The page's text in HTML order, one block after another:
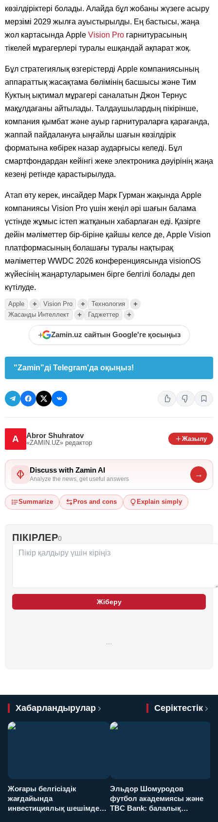
көзілдіріктері болады. Алайда бұл жобаны жүзеге асыру
мерзімі 2029 жылға ауыстырылды. Ең бастысы, жаңа
жол картасында Apple Vision Pro гарнитурасының
тікелей мұрагерлері туралы ешқандай ақпарат жоқ.
Бұл стратегиялық өзгерістерді Apple компаниясының
аппараттық жасақтама бөлімінің басшысы және Тим
Куктың ықтимал мұрагері саналатын Джон Тернус
мақұлдағаны айтылады. Талдаушылардың пікірінше,
компания қымбат және ауыр гарнитураларға қарағанда,
жаппай пайдалануға ыңғайлы шағын көзілдірік
форматына көбірек назар аударғысы келеді. Бұл
смартфондардан кейінгі жеке электроника дәуірінің жаңа
кезеңі ретінде қарастырылуда.
Атап өту керек, инсайдер Марк Гурман жақында Apple
компаниясы Vision Pro үшін жеңіл әрі шағын балама
үстінде жұмыс істеп жатқанын хабарлаған еді. Қазірге
дейін мәліметтер бір-біріне қайшы келсе де, Apple Vision
платформасының болашағы туралы нақтырақ
мәліметтер WWDC 2026 конференциясында visionOS
жүйесінің жаңартуларымен бірге белгілі болады деп
күтілуде.
Apple + Vision Pro + Технология +
Жасанды Интеллект + Гаджеттер +
+ Zamin.uz сайтын Google'ге қосыңыз
"Zamin"ді Telegram'да оқыңыз!
A Abror Shuhratov
«ZAMIN.UZ» редактор
Жазылу
Discuss with Zamin AI
Analyze the news, get useful answers
→
Summarize Pros and cons Explain simply
ПІКІРЛЕР0
Жіберу
Хабарландырулар Серіктестік
Жоғары белгісіздік
жағдайында
инвестициялық шешімдер
Эльдор Шомуродов
футбол академиясы және
TBC Bank: балалық